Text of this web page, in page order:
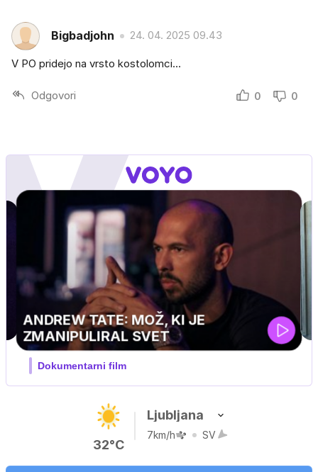
Bigbadjohn 24. 04. 2025 09.43
V PO pridejo na vrsto kostolomci...
Odgovori 0 0
32°C
Ljubljana
7km/h SV